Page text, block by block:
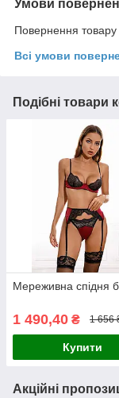
Умови
Повернення
Всі умови
Подібні товари
Мереживна спідня
1 490,40 ₴ 1 656
Купити
Акційні